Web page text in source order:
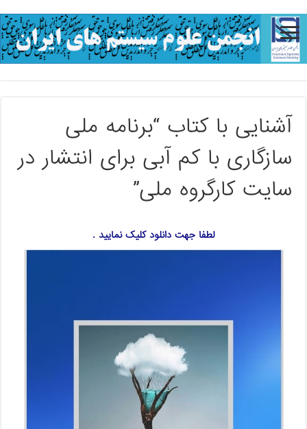
آشنایی با کتاب “برنامه ملی
سازگاری با کم آبی برای انتشار در
سایت کارگروه ملی”
لطفا جهت دانلود کلیک نمایید .